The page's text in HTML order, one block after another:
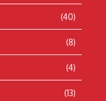
(40)
(8)
(4)
(13)